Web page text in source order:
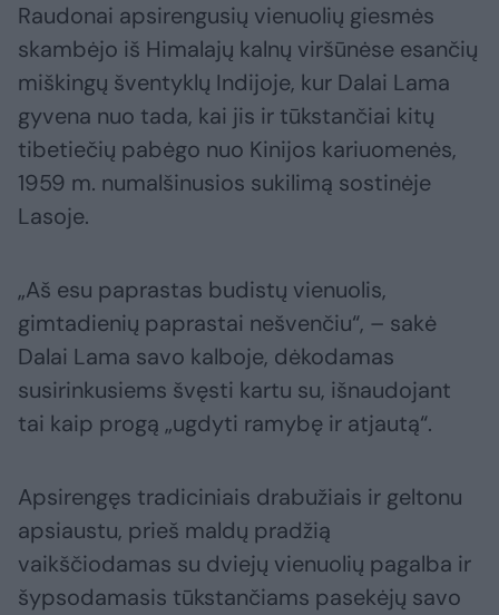
Raudonai apsirengusių vienuolių giesmės
skambėjo iš Himalajų kalnų viršūnėse esančių
miškingų šventyklų Indijoje, kur Dalai Lama
gyvena nuo tada, kai jis ir tūkstančiai kitų
tibetiečių pabėgo nuo Kinijos kariuomenės,
1959 m. numalšinusios sukilimą sostinėje
Lasoje.
„Aš esu paprastas budistų vienuolis,
gimtadienių paprastai nešvenčiu“, – sakė
Dalai Lama savo kalboje, dėkodamas
susirinkusiems švęsti kartu su, išnaudojant
tai kaip progą „ugdyti ramybę ir atjautą“.
Apsirengęs tradiciniais drabužiais ir geltonu
apsiaustu, prieš maldų pradžią
vaikščiodamas su dviejų vienuolių pagalba ir
šypsodamasis tūkstančiams pasekėjų savo